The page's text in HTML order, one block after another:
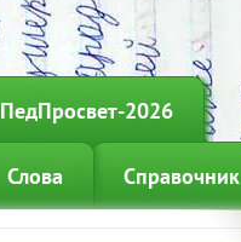
ПедПросвет-2026
Слова Справочник